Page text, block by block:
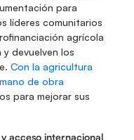
para
líderes comunitarios
agrícola
devuelven los
Con la agricultura
de obra
para mejorar sus
acceso internacional